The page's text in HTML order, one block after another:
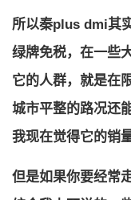
所以秦plus dmi其
绿牌免税，在一些
它的人群，就是在
城市平整的路况还
我现在觉得它的销
但是如果你要经常